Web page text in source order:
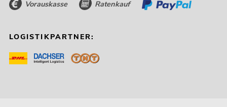
Vorauskasse Ratenkauf
LOGISTIKPARTNER: